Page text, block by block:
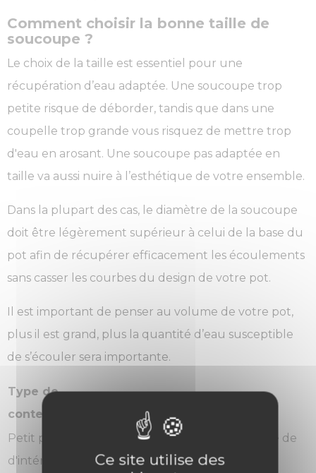
Comment choisir la bonne taille de
soucoupe ?
Le choix de la taille est essentiel pour une
récupération d’eau adaptée. Une soucoupe trop
petite risque de déborder, tandis que dans une
coupelle trop grande vous risquez de mettre trop
d'eau en arosant. Une soucoupe pas adaptée en
taille va aussi nuire à l’esthétique de votre ensemble.
Dans la plupart des cas, le diamètre de la soucoupe
doit être légèrement supérieur à celui de la base du
pot afin de récupérer efficacement les écoulements
sans casser les courbes du design de votre pot.
Il est important de penser au volume de votre pot,
plus il est grand, plus la quantité d’eau susceptible
de s’écouler sera importante.
Type de
contenant
Petit pot
d'intérieur
Privilégier une récupération discrète de
l'eauCe site utilise des